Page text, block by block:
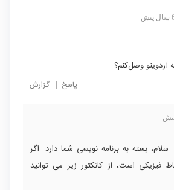
پیش
وصل‌کنم؟
پاسخ | گزارش
سلام، بسته به برنامه نویسی شما دارد. اگر
فیزیکی است، از کانکتور زیر می توانید